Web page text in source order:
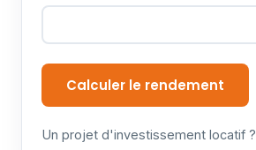
Calculer le rendement
Un projet d'investissement locatif ?